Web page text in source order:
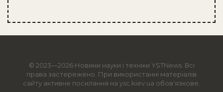
© 2023—2026 Новини науки і техніки YSTNews. Всі
права застережено. При використанні матеріалів
сайту активне посилання на ysc.kiev.ua обов'язкове.